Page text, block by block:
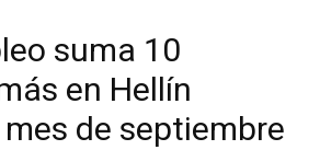
suma 10
en Hellín
de septiembre